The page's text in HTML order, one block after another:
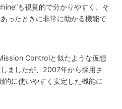
も視覚的で分かりやすく、そ
ったときに非常に助かる機能で
Controlと似たような仮想
ましたが、2007年から採用さ
に使いやすく安定した機能に